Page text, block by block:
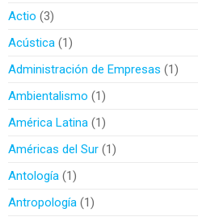
Actio 3
Acústica 1
Administración de Empresas
1
Ambientalismo
1
América Latina 1
Américas del Sur 1
Antología 1
Antropología 1